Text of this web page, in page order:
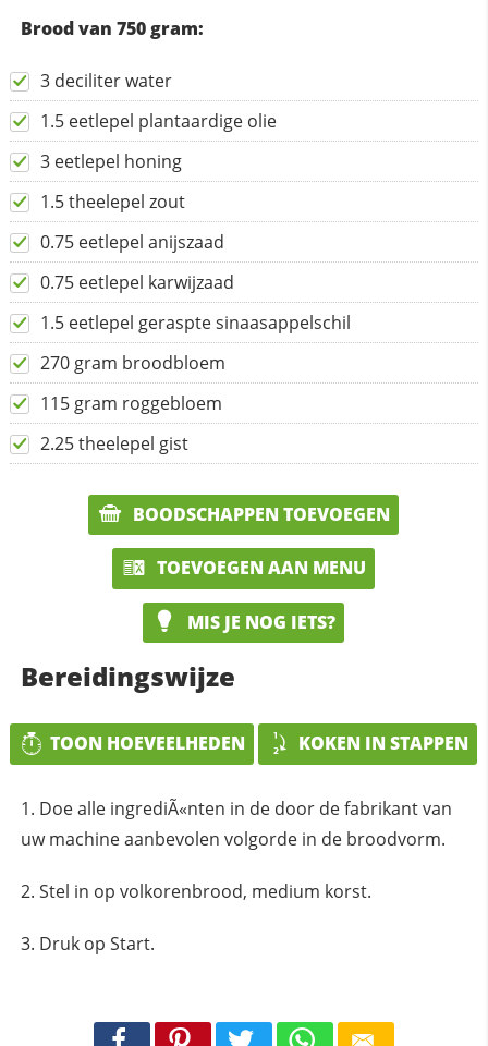
Brood van 750 gram:
3 deciliter water
1.5 eetlepel plantaardige olie
3 eetlepel honing
1.5 theelepel zout
0.75 eetlepel anijszaad
0.75 eetlepel karwijzaad
1.5 eetlepel geraspte sinaasappelschil
270 gram broodbloem
115 gram roggebloem
2.25 theelepel gist
BOODSCHAPPEN TOEVOEGEN
TOEVOEGEN AAN MENU
MIS JE NOG IETS?
Bereidingswijze
TOON HOEVEELHEDEN KOKEN IN STAPPEN
Doe alle ingrediÃ«nten in de door de fabrikant van
uw machine aanbevolen volgorde in de broodvorm.
Stel in op volkorenbrood, medium korst.
Druk op Start.